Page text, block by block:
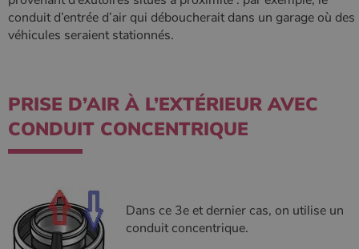
conduit d’entrée d’air qui déboucherait dans un garage où des
véhicules seraient stationnés.
PRISE D’AIR À L’EXTÉRIEUR AVEC
CONDUIT CONCENTRIQUE
Dans ce 3e et dernier cas, on utilise un
conduit concentrique.